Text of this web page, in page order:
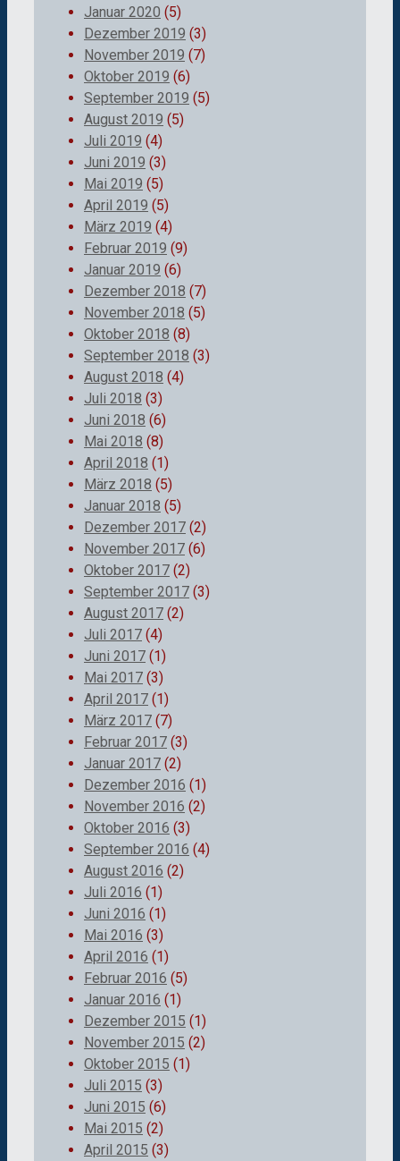
Januar 2020 (5)
Dezember 2019 (3)
November 2019 (7)
Oktober 2019 (6)
September 2019 (5)
August 2019 (5)
Juli 2019 (4)
Juni 2019 (3)
Mai 2019 (5)
April 2019 (5)
März 2019 (4)
Februar 2019 (9)
Januar 2019 (6)
Dezember 2018 (7)
November 2018 (5)
Oktober 2018 (8)
September 2018 (3)
August 2018 (4)
Juli 2018 (3)
Juni 2018 (6)
Mai 2018 (8)
April 2018 (1)
März 2018 (5)
Januar 2018 (5)
Dezember 2017 (2)
November 2017 (6)
Oktober 2017 (2)
September 2017 (3)
August 2017 (2)
Juli 2017 (4)
Juni 2017 (1)
Mai 2017 (3)
April 2017 (1)
März 2017 (7)
Februar 2017 (3)
Januar 2017 (2)
Dezember 2016 (1)
November 2016 (2)
Oktober 2016 (3)
September 2016 (4)
August 2016 (2)
Juli 2016 (1)
Juni 2016 (1)
Mai 2016 (3)
April 2016 (1)
Februar 2016 (5)
Januar 2016 (1)
Dezember 2015 (1)
November 2015 (2)
Oktober 2015 (1)
Juli 2015 (3)
Juni 2015 (6)
Mai 2015 (2)
April 2015 (3)